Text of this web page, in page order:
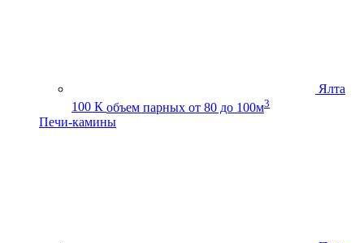
Ялта
100 К объем парных от 80 до 100м3
Печи-камины